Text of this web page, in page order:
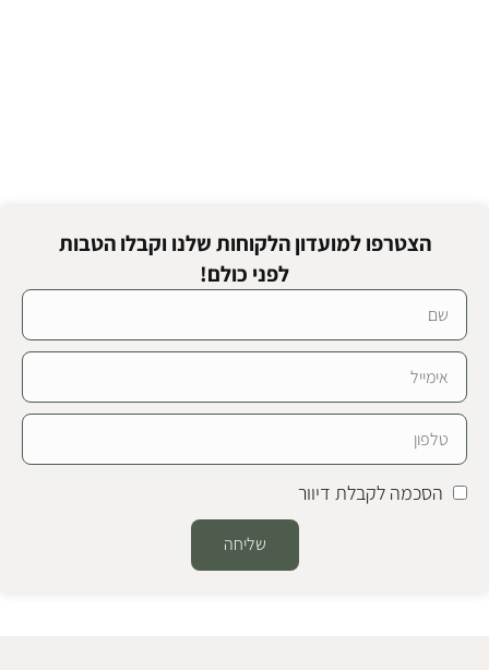
הצטרפו למועדון הלקוחות שלנו וקבלו הטבות
לפני כולם!
הסכמה לקבלת דיוור
שליחה